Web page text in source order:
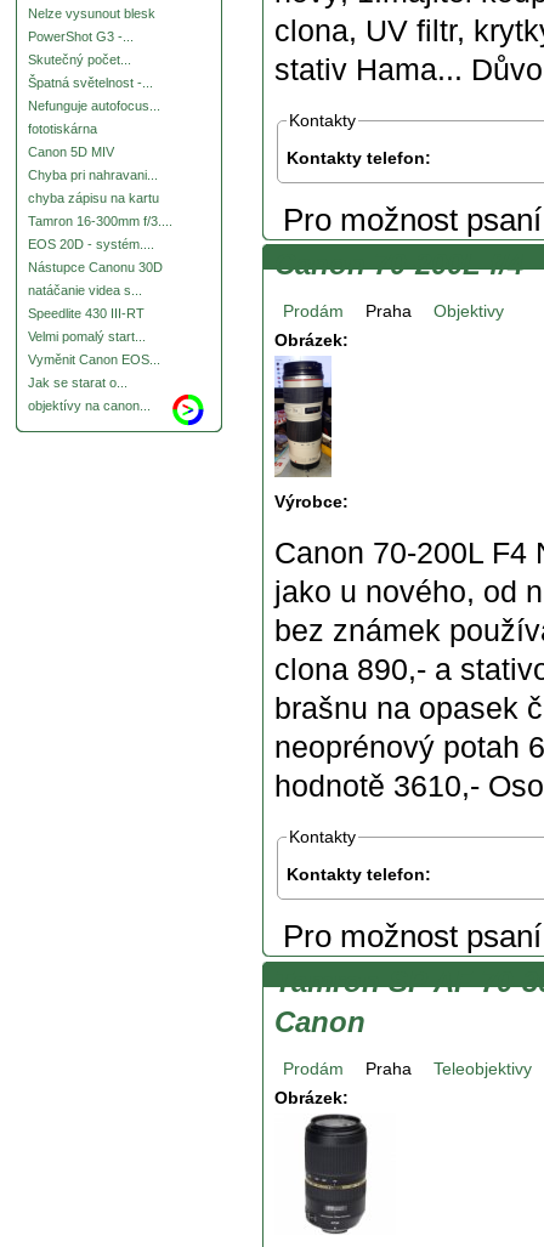
Nelze vysunout blesk
PowerShot G3 -...
Skutečný počet...
Špatná světelnost -...
Nefunguje autofocus...
fototiskárna
Canon 5D MIV
Chyba pri nahravani...
chyba zápisu na kartu
Tamron 16-300mm f/3....
EOS 20D - systém....
Nástupce Canonu 30D
natáčanie videa s...
Speedlite 430 III-RT
Velmi pomalý start...
Vyměnit Canon EOS...
Jak se starat o...
objektívy na canon...
clona, UV filtr,
stativ Hama...
Kontakty
Kontakty telefon:
Pro možnost
Canon 70-200L f/4
Prodám Praha
Objektivy
Obrázek:
Výrobce:
Canon 70-200L
jako u nového, od
bez známek
clona 890,- a
brašnu na opasek
neoprénový potah
hodnotě 3610,-
Kontakty
Kontakty telefon:
Pro možnost
Tamron SP AF 70-
Canon
Prodám Praha
Teleobjektivy
Obrázek: